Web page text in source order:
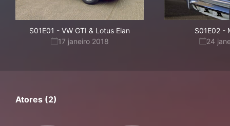
S01E01 - VW GTI & Lotus Elan
17 janeiro 2018
S01E02-
24
Atores (2)